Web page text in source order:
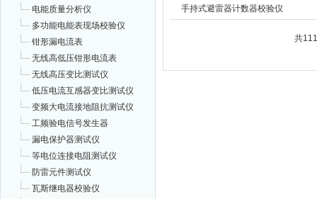
电能质量分析仪
多功能电能表现场校验仪
钳形漏电流表
无线高低压钳形电流表
无线高压变比测试仪
低压电流互感器变比测试仪
变频大电流接地阻抗测试仪
工频验电信号发生器
漏电保护器测试仪
等电位连接电阻测试仪
防雷元件测试仪
瓦斯继电器校验仪
手持式避雷器计数器校验仪
共